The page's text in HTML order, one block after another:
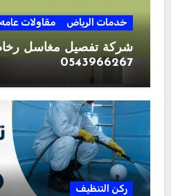
خدمات الرياض مقاولات عامه
شركة تفصيل مغاسل
0543966267
ركن التنظيف